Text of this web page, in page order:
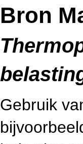
Bron
Gebruik